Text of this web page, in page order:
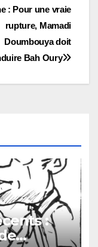
: Pour une vraie
rupture, Mamadi
Doumbouya doit
Bah Oury
: